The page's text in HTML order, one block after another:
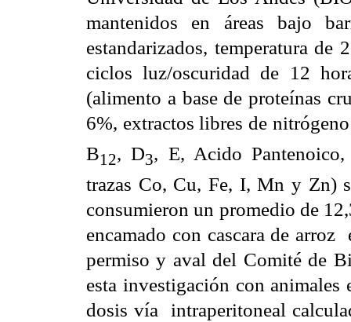
mantenidos en áreas bajo
estandarizados, temperatura
ciclos luz/oscuridad de 12
(alimento a base de proteínas
6%, extractos libres de
B12, D3, E, Acido
trazas Co, Cu, Fe, I, Mn y Zn) s
consumieron un promedio de
encamado con cascara de
permiso y aval del Comité de
esta investigación con
dosis vía intraperitoneal